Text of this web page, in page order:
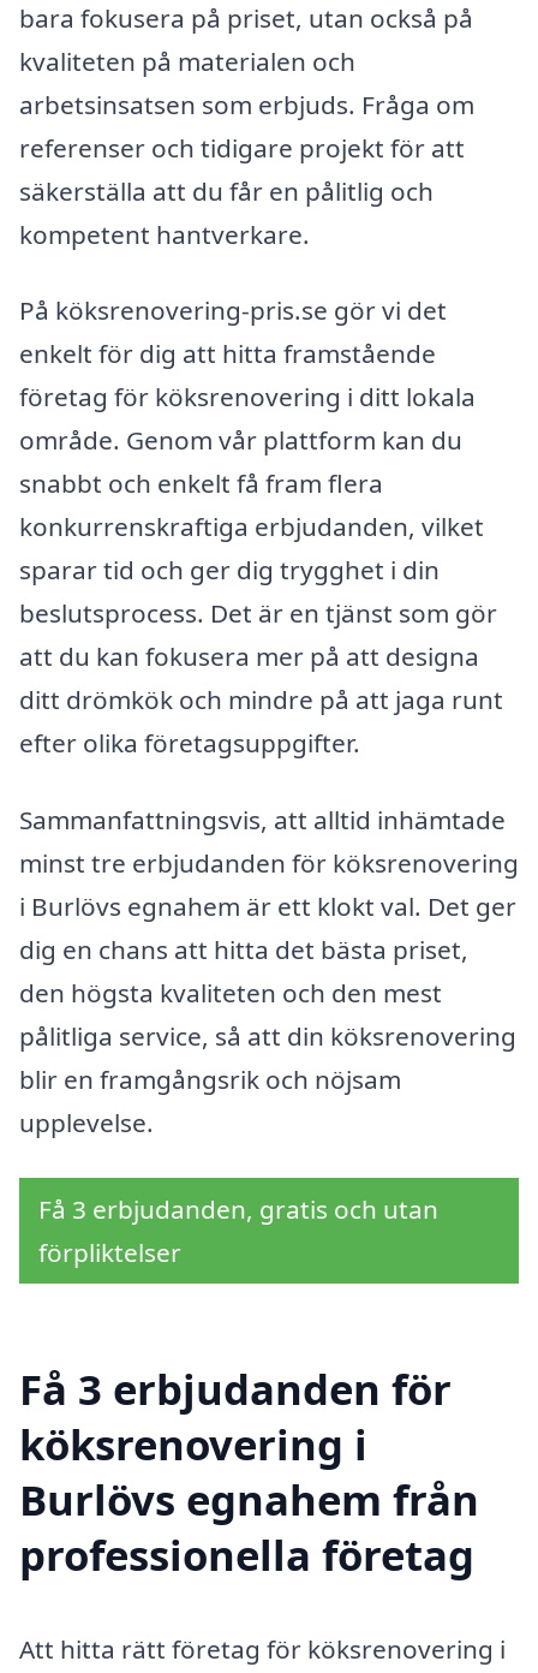
bara fokusera på priset, utan också på
kvaliteten på materialen och
arbetsinsatsen som erbjuds. Fråga om
referenser och tidigare projekt för att
säkerställa att du får en pålitlig och
kompetent hantverkare.
På köksrenovering-pris.se gör vi det
enkelt för dig att hitta framstående
företag för köksrenovering i ditt lokala
område. Genom vår plattform kan du
snabbt och enkelt få fram flera
konkurrenskraftiga erbjudanden, vilket
sparar tid och ger dig trygghet i din
beslutsprocess. Det är en tjänst som gör
att du kan fokusera mer på att designa
ditt drömkök och mindre på att jaga runt
efter olika företagsuppgifter.
Sammanfattningsvis, att alltid inhämtade
minst tre erbjudanden för köksrenovering
i Burlövs egnahem är ett klokt val. Det ger
dig en chans att hitta det bästa priset,
den högsta kvaliteten och den mest
pålitliga service, så att din köksrenovering
blir en framgångsrik och nöjsam
upplevelse.
Få 3 erbjudanden, gratis och utan
förpliktelser
Få 3 erbjudanden för
köksrenovering i
Burlövs egnahem från
professionella företag
Att hitta rätt företag för köksrenovering i